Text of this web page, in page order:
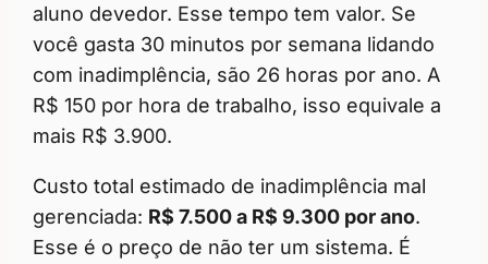
aluno devedor. Esse tempo tem valor. Se
você gasta 30 minutos por semana lidando
com inadimplência, são 26 horas por ano. A
R$ 150 por hora de trabalho, isso equivale a
mais R$ 3.900.
Custo total estimado de inadimplência mal
gerenciada: R$ 7.500 a R$ 9.300 por ano.
Esse é o preço de não ter um sistema. É